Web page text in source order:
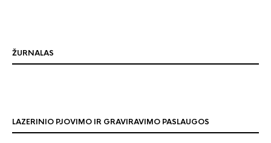
ŽURNALAS
LAZERINIO PJOVIMO IR GRAVIRAVIMO PASLAUGOS